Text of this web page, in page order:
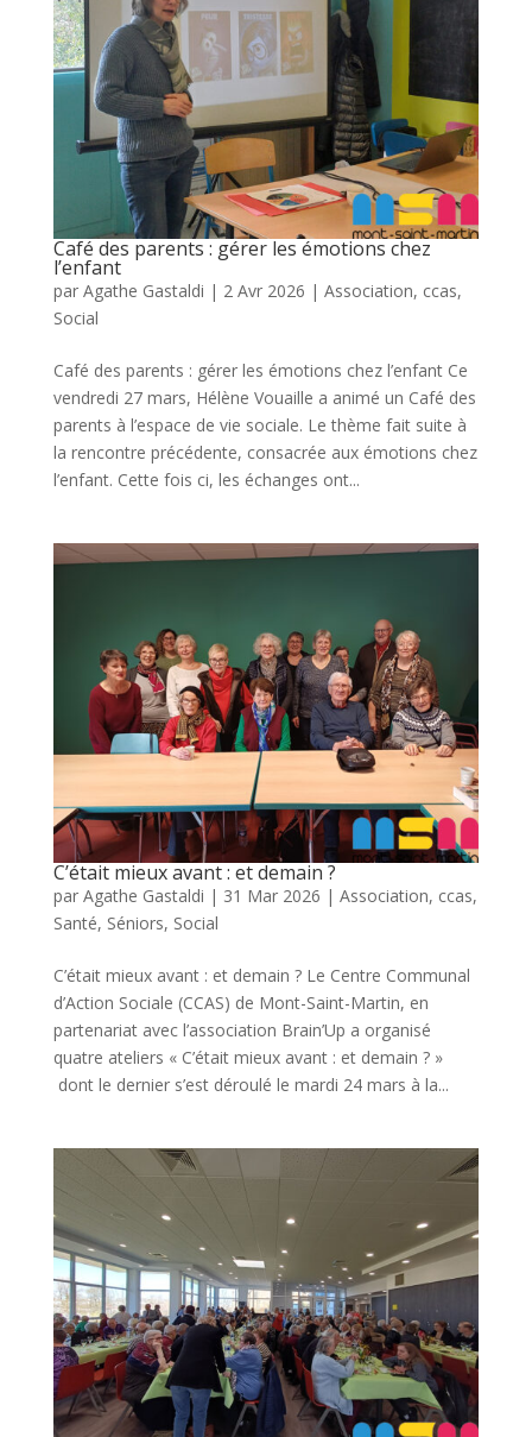
Café des parents : gérer les émotions chez
l’enfant
par Agathe Gastaldi | 2 Avr 2026 | Association, ccas,
Social
Café des parents : gérer les émotions chez l’enfant Ce
vendredi 27 mars, Hélène Vouaille a animé un Café des
parents à l’espace de vie sociale. Le thème fait suite à
la rencontre précédente, consacrée aux émotions chez
l’enfant. Cette fois ci, les échanges ont...
C’était mieux avant : et demain ?
par Agathe Gastaldi | 31 Mar 2026 | Association, ccas,
Santé, Séniors, Social
C’était mieux avant : et demain ? Le Centre Communal
d’Action Sociale (CCAS) de Mont-Saint-Martin, en
partenariat avec l’association Brain’Up a organisé
quatre ateliers « C’était mieux avant : et demain ? »
dont le dernier s’est déroulé le mardi 24 mars à la...